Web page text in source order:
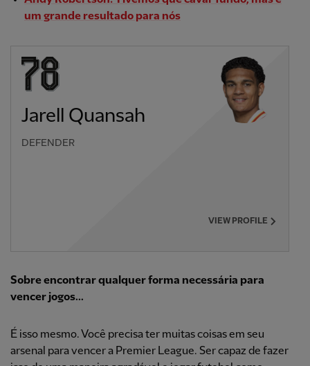
um grande resultado para nós
Jarell Quansah
DEFENDER
VIEW PROFILE
Sobre encontrar qualquer forma necessária para
vencer jogos...
É isso mesmo. Você precisa ter muitas coisas em seu
arsenal para vencer a Premier League. Ser capaz de fazer